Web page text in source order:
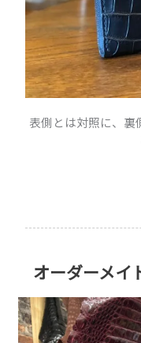
表側とは対照に、裏
オーダーメイ